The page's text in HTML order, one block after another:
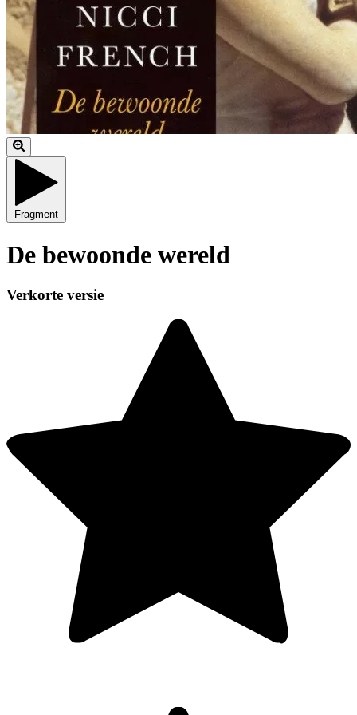
Fragment
De bewoonde wereld
Verkorte versie